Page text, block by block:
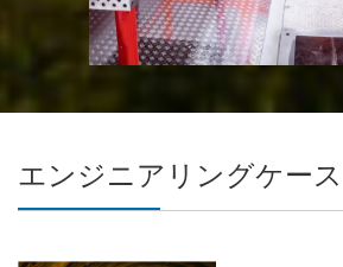
エンジニアリングケース